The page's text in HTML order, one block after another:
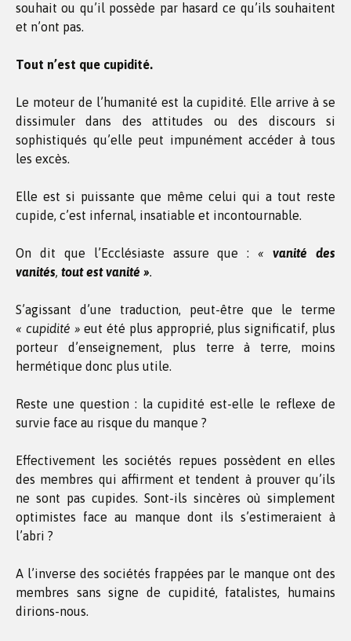
souhait ou qu’il possède par hasard ce qu’ils souhaitent
et n’ont pas.
Tout n’est que cupidité.
Le moteur de l’humanité est la cupidité. Elle arrive à se
dissimuler dans des attitudes ou des discours si
sophistiqués qu’elle peut impunément accéder à tous
les excès.
Elle est si puissante que même celui qui a tout reste
cupide, c’est infernal, insatiable et incontournable.
On dit que l’Ecclésiaste assure que :«vanité des
vanités, tout est vanité ».
S’agissant d’une traduction, peut-être que le terme
« cupidité » eut été plus approprié, plus significatif, plus
porteur d’enseignement, plus terre à terre, moins
hermétique donc plus utile.
Reste une question : la cupidité est-elle le reflexe de
survie face au risque du manque ?
Effectivement les sociétés repues possèdent en elles
des membres qui affirment et tendent à prouver qu’ils
ne sont pas cupides. Sont-ils sincères où simplement
optimistes face au manque dont ils s’estimeraient à
l’abri ?
A l’inverse des sociétés frappées par le manque ont des
membres sans signe de cupidité, fatalistes, humains
dirions-nous.